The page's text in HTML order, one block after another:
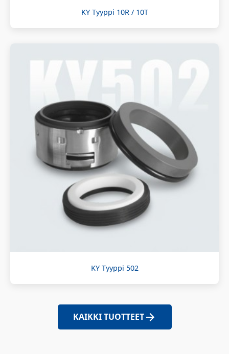
KY Tyyppi 10R / 10T
KY Tyyppi 502
KAIKKI TUOTTEET